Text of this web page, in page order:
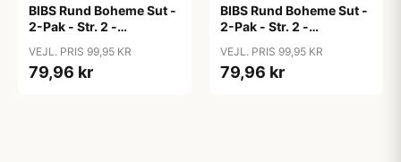
BIBS Rund Boheme Sut -
2-Pak - Str. 2 -
Oak/Blush
VEJL. PRIS 99,95 KR
79,96 kr
BIBS Rund Boheme Sut -
2-Pak - Str. 2 -
Pink/Coral
VEJL. PRIS 99,95 KR
79,96 kr